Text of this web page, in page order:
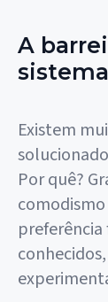
A
Existem
Por quê?